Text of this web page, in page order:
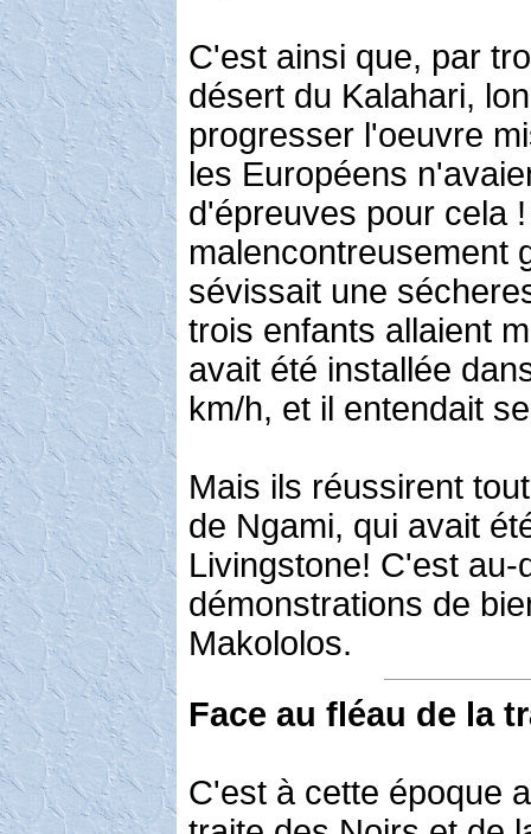
C'est ainsi que, par
désert du Kalahari,
progresser l'oeuvre
les Européens
d'épreuves pour cela
malencontreusement
sévissait une
trois enfants allaient
avait été installée
km/h, et il entendait
Mais ils réussirent
de Ngami, qui avait
Livingstone! C'est
démonstrations de
Makololos.
Face au fléau de la
C'est à cette époque